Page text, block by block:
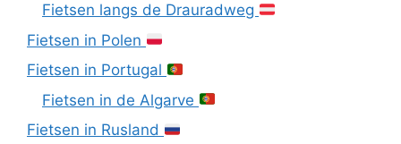
Fietsen langs de Drauradweg
Fietsen in Polen
Fietsen in Portugal
Fietsen in de Algarve
Fietsen in Rusland